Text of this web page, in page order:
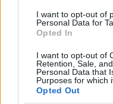
I want to opt-out of
Personal Data for
Opted In
I want to opt-out of
Retention, Sale,
Personal Data that
Purposes for which
Opted Out
Contattaci
Cognome e Nome